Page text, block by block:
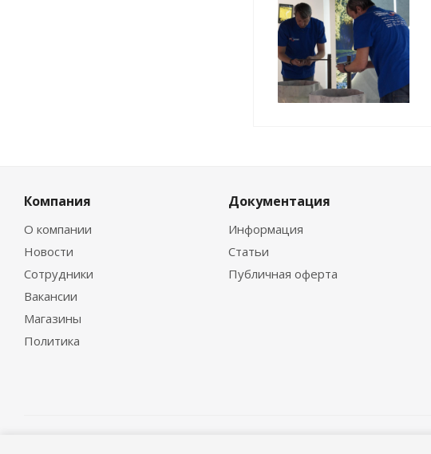
Компания
О компании
Новости
Сотрудники
Вакансии
Магазины
Политика
Документация
Информация
Статьи
Публичная оферта